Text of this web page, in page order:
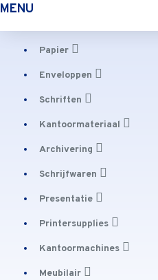
MENU
Papier
Enveloppen
Schriften
Kantoormateriaal
Archivering
Schrijfwaren
Presentatie
Printersupplies
Kantoormachines
Meubilair